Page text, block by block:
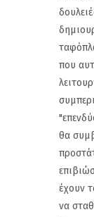
που
θα
έχουν
να